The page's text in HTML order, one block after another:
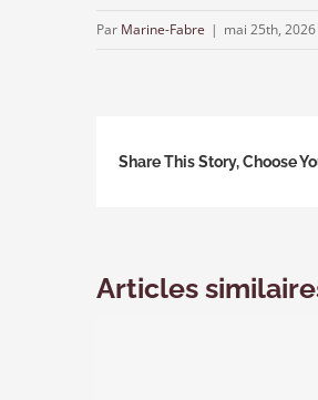
Par Marine-Fabre | mai 25th, 2026
Share This Story, Choose
Articles